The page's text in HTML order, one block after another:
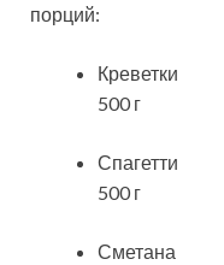
порций:
Креветки
500 г
Спагетти
500 г
Сметана